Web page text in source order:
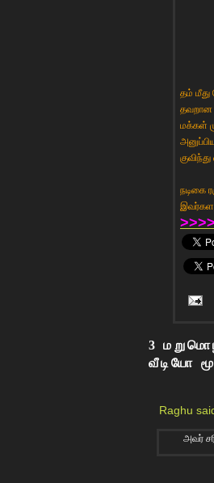
தம் மீது
தவறான
மக்கள்
நடிகை
>>>>
3
வீடியோ
Raghu
அவ‌ர்